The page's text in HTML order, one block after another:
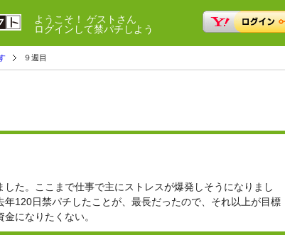
ようこそ！ ゲストさん
ログインして禁パチしよう
９週目
した。ここまで仕事で主にストレスが爆発しそうになりまし
年120日禁パチしたことが、最長だったので、それ以上が目標
になりたくない。